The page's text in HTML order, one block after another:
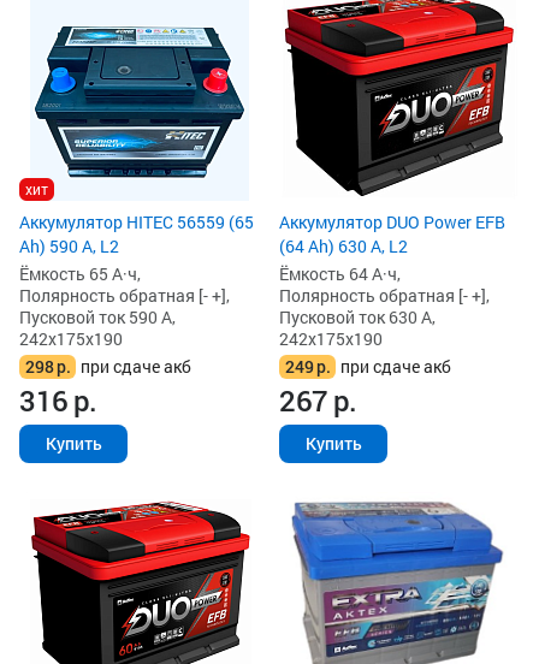
хит
Аккумулятор HITEC 56559 (65
Ah) 590 А, L2
Ёмкость 65 А·ч,
Полярность обратная [- +],
Пусковой ток 590 А,
242x175x190
298р. при сдаче акб
316р.
Купить
Аккумулятор DUO Power EFB
(64 Ah) 630 А, L2
Ёмкость 64 А·ч,
Полярность обратная [- +],
Пусковой ток 630 А,
242x175x190
249р. при сдаче акб
267р.
Купить